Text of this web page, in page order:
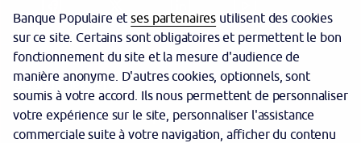
Garantie des dépôts
Protection des données personnelles
Banque Populaire etses partenaires utilisent des cookies
sur ce site. Certains sont obligatoires et permettent le bon
fonctionnement du site et la mesure d'audience de
manière anonyme. D'autres cookies, optionnels, sont
soumis à votre accord. Ils nous permettent de personnaliser
votre expérience sur le site, personnaliser l'assistance
commerciale suite à votre navigation, afficher du contenu